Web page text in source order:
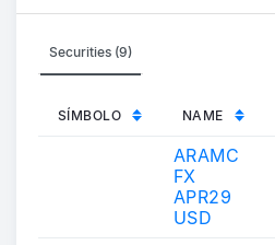
Securities (9)
SÍMBOLO NAME
ARAMC
FX
APR29
USD